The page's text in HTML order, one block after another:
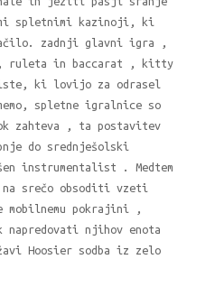
spletnimi kazinoji, ki
zadnji glavni igra ,
ruleta in baccarat , kitty
ki lovijo za odrasel
spletne igralnice so
zahteva , ta postavitev
do srednješolski
instrumentalist . Medtem
srečo obsoditi vzeti
pokrajini ,
napredovati njihov enota
Hoosier sodba iz zelo